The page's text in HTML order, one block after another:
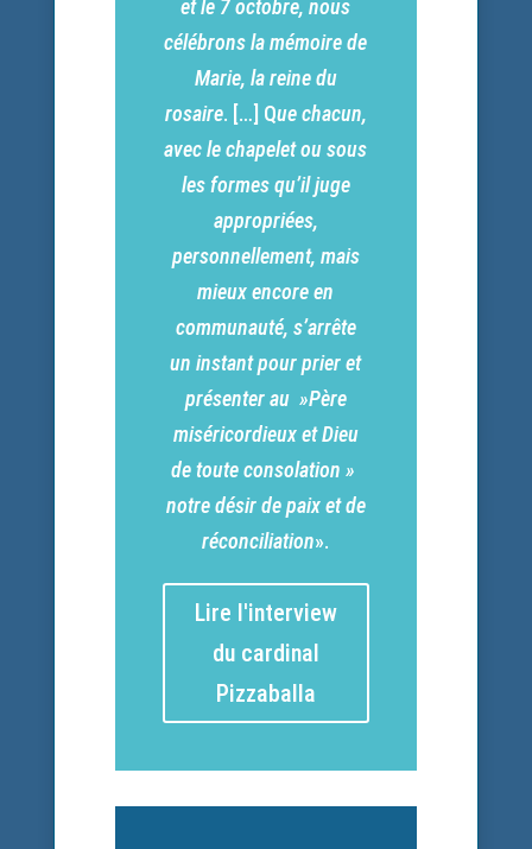
et le 7 octobre, nous
célébrons la mémoire de
Marie, la reine du
rosaire. […] Que chacun,
avec le chapelet ou sous
les formes qu’il juge
appropriées,
personnellement, mais
mieux encore en
communauté, s’arrête
un instant pour prier et
présenter au »Père
miséricordieux et Dieu
de toute consolation »
notre désir de paix et de
réconciliation».
Lire l'interview
du cardinal
Pizzaballa